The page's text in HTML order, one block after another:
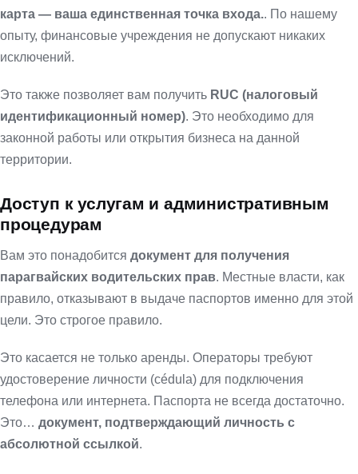
карта — ваша единственная точка входа.. По нашему
опыту, финансовые учреждения не допускают никаких
исключений.
Это также позволяет вам получить RUC (налоговый
идентификационный номер). Это необходимо для
законной работы или открытия бизнеса на данной
территории.
Доступ к услугам и административным
процедурам
Вам это понадобится документ для получения
парагвайских водительских прав. Местные власти, как
правило, отказывают в выдаче паспортов именно для этой
цели. Это строгое правило.
Это касается не только аренды. Операторы требуют
удостоверение личности (cédula) для подключения
телефона или интернета. Паспорта не всегда достаточно.
Это… документ, подтверждающий личность с
абсолютной ссылкой.